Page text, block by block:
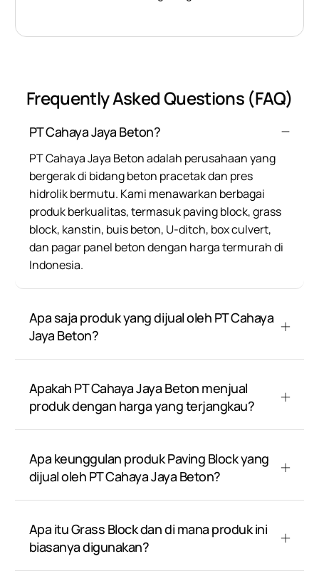
Frequently Asked Questions (FAQ)
PT Cahaya Jaya Beton?
PT Cahaya Jaya Beton adalah perusahaan yang
bergerak di bidang beton pracetak dan pres
hidrolik bermutu. Kami menawarkan berbagai
produk berkualitas, termasuk paving block, grass
block, kanstin, buis beton, U-ditch, box culvert,
dan pagar panel beton dengan harga termurah di
Indonesia.
Apa saja produk yang dijual oleh PT Cahaya
Jaya Beton?
Apakah PT Cahaya Jaya Beton menjual
produk dengan harga yang terjangkau?
Apa keunggulan produk Paving Block yang
dijual oleh PT Cahaya Jaya Beton?
Apa itu Grass Block dan di mana produk ini
biasanya digunakan?